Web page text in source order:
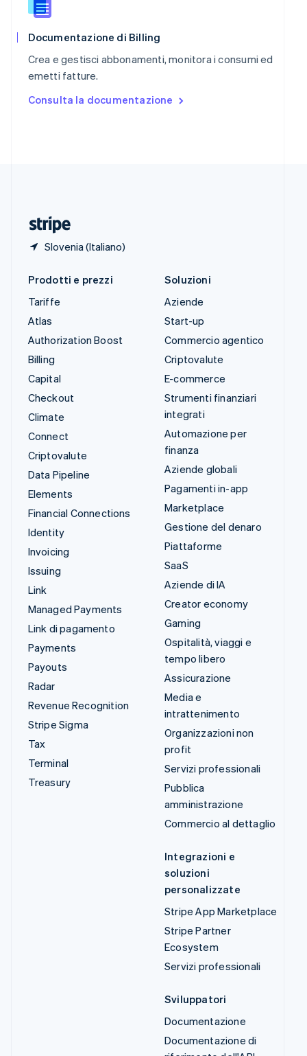
Documentazione di Billing
Crea e gestisci abbonamenti, monitora i consumi ed
emetti fatture.
Consulta la documentazione
Slovenia (Italiano)
Slovacchia
English
Slovenia
Spagna
EspañolEnglish
English Español简体中文
Prodotti e prezzi
Tariffe
Atlas
Authorization Boost
Billing
Capital
Checkout
Climate
Connect
Criptovalute
Data Pipeline
Elements
Financial Connections
Identity
Invoicing
Issuing
Link
Managed Payments
Link di pagamento
Payments
Payouts
Radar
Revenue Recognition
Stripe Sigma
Tax
Terminal
Treasury
Soluzioni
Aziende
Start-up
Commercio agentico
Criptovalute
E-commerce
Strumenti finanziari
integrati
Automazione per
finanza
Aziende globali
Pagamenti in-app
Marketplace
Gestione del denaro
Piattaforme
SaaS
Aziende di IA
Creator economy
Gaming
Ospitalità, viaggi e
tempo libero
Assicurazione
Media e
intrattenimento
Organizzazioni non
profit
Servizi professionali
Pubblica
amministrazione
Commercio al dettaglio
Integrazioni e
soluzioni
personalizzate
Stripe App Marketplace
Stripe Partner
Ecosystem
Servizi professionali
Sviluppatori
Documentazione
Documentazione di